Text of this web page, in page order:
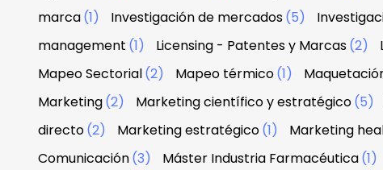
marca(1) Investigación de mercados(5)
management (1) Licensing - Patentes y Marcas(2)
Mapeo Sectorial(2) Mapeo térmico(1)
Marketing(2) Marketing científico y estratégico(5)
directo(2) Marketing estratégico(1) Marketing
Comunicación(3) Máster Industria Farmacéutica(1)